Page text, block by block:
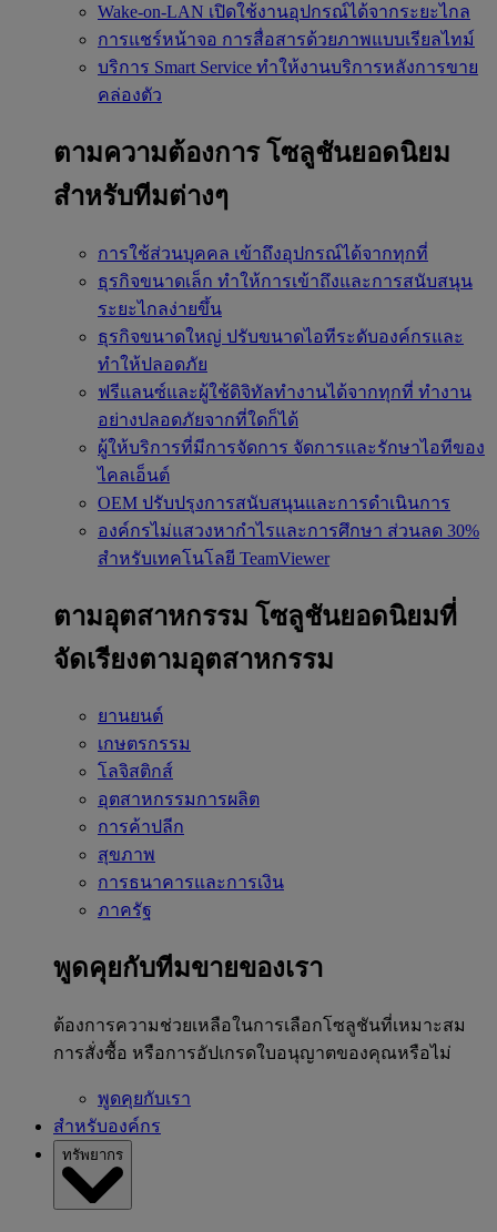
Wake-on-LAN เปิดใช้งานอุปกรณ์ได้จากระยะไกล
การแชร์หน้าจอ การสื่อสารด้วยภาพแบบเรียลไทม์
บริการ Smart Service ทำให้งานบริการหลังการขาย
คล่องตัว
ตามความต้องการ โซลูชันยอดนิยม
สำหรับทีมต่างๆ
การใช้ส่วนบุคคล เข้าถึงอุปกรณ์ได้จากทุกที่
ธุรกิจขนาดเล็ก ทำให้การเข้าถึงและการสนับสนุน
ระยะไกลง่ายขึ้น
ธุรกิจขนาดใหญ่ ปรับขนาดไอทีระดับองค์กรและ
ทำให้ปลอดภัย
ฟรีแลนซ์และผู้ใช้ดิจิทัลทำงานได้จากทุกที่ ทำงาน
อย่างปลอดภัยจากที่ใดก็ได้
ผู้ให้บริการที่มีการจัดการ จัดการและรักษาไอทีของ
ไคลเอ็นต์
OEM ปรับปรุงการสนับสนุนและการดำเนินการ
องค์กรไม่แสวงหากำไรและการศึกษา ส่วนลด 30%
สำหรับเทคโนโลยี TeamViewer
ตามอุตสาหกรรม โซลูชันยอดนิยมที่
จัดเรียงตามอุตสาหกรรม
ยานยนต์
เกษตรกรรม
โลจิสติกส์
อุตสาหกรรมการผลิต
การค้าปลีก
สุขภาพ
การธนาคารและการเงิน
ภาครัฐ
พูดคุยกับทีมขายของเรา
ต้องการความช่วยเหลือในการเลือกโซลูชันที่เหมาะสม
การสั่งซื้อ หรือการอัปเกรดใบอนุญาตของคุณหรือไม่
พูดคุยกับเรา
สำหรับองค์กร
ทรัพยากร